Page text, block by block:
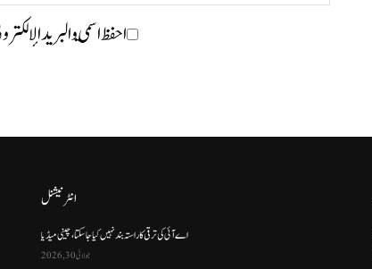
احفظ اسمي والبريد
انٹرنیشنل
اے آئی کی ترقی کا راستہ بند نہیں کیا جا سکتا، چینی میڈیا
جولائی 30, 2026